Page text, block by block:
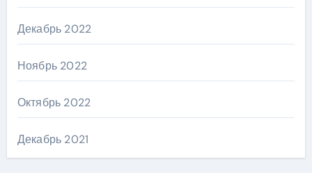
Декабрь 2022
Ноябрь 2022
Октябрь 2022
Декабрь 2021